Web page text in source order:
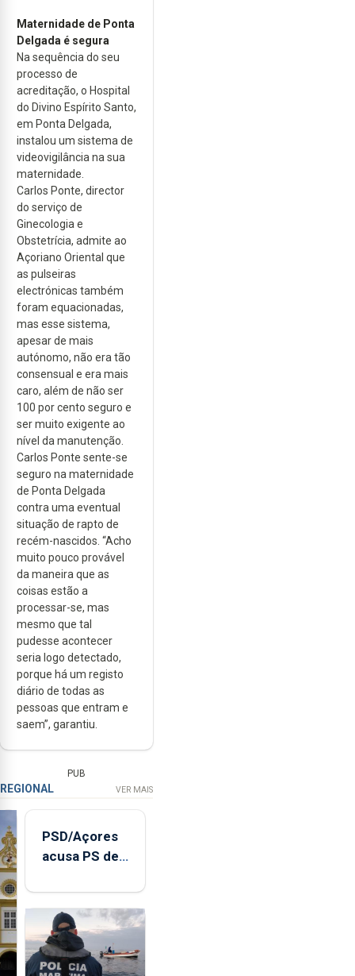
Maternidade de Ponta
Delgada é segura
Na sequência do seu
processo de
acreditação, o Hospital
do Divino Espírito Santo,
em Ponta Delgada,
instalou um sistema de
videovigilância na sua
maternidade.
Carlos Ponte, director
do serviço de
Ginecologia e
Obstetrícia, admite ao
Açoriano Oriental que
as pulseiras
electrónicas também
foram equacionadas,
mas esse sistema,
apesar de mais
autónomo, não era tão
consensual e era mais
caro, além de não ser
100 por cento seguro e
ser muito exigente ao
nível da manutenção.
Carlos Ponte sente-se
seguro na maternidade
de Ponta Delgada
contra uma eventual
situação de rapto de
recém-nascidos. “Acho
muito pouco provável
da maneira que as
coisas estão a
processar-se, mas
mesmo que tal
pudesse acontecer
seria logo detectado,
porque há um registo
diário de todas as
pessoas que entram e
saem”, garantiu.
PUB
REGIONAL VER MAIS
PSD/Açores
acusa PS de
contraditória"
sobre
evolução
turística